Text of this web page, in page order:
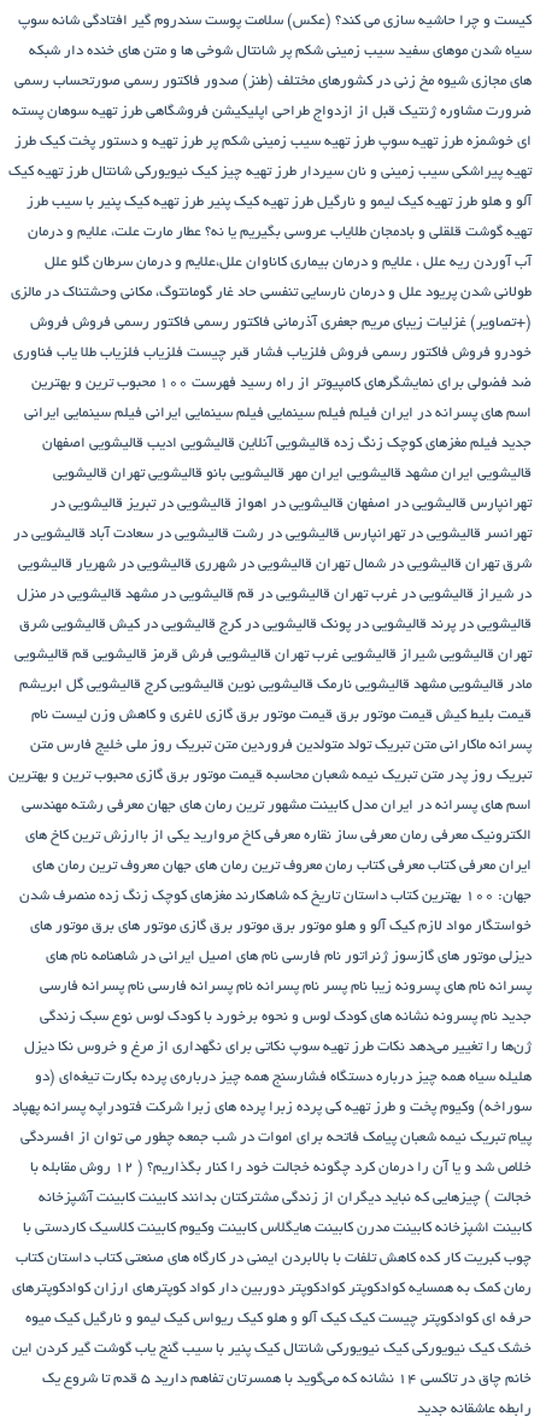
کیست و چرا حاشیه سازی می کند؟ (عکس) سلامت پوست سندروم گیر افتادگی شانه سوپ
سیاه شدن موهای سفید سیب زمینی شکم پر شانتال شوخی ها و متن های خنده دار شبکه
های مجازی شیوه مخ زنی در کشورهای مختلف (طنز) صدور فاکتور رسمی صورتحساب رسمی
ضرورت مشاوره ژنتیک قبل از ازدواج طراحی اپلیکیشن فروشگاهی طرز تهیه سوهان پسته
ای خوشمزه طرز تهیه سوپ طرز تهیه سیب زمینی شکم پر طرز تهیه و دستور پخت کیک طرز
تهیه پیراشكی سيب زمينی و نان سیردار طرز تهیه چیز کیک نیویورکی شانتال طرز تهیه کیک
آلو و هلو طرز تهیه کیک لیمو و نارگیل طرز تهیه کیک پنیر طرز تهیه کیک پنیر با سیب طرز
تهیه گوشت قلقلی و بادمجان طلایاب عروسی بگیریم یا نه؟ عطار مارت علت، علایم و درمان
آب آوردن ریه علل ، علایم و درمان بیماری کاناوان علل،علایم و درمان سرطان گلو علل
طولانی شدن پریود علل و درمان نارسایی تنفسی حاد غار گومانتوگ، مکانی وحشتناک در مالزی
(+تصاویر) غزلیات زیبای مریم جعفری آذرمانی فاکتور رسمی فاکتور رسمی فروش فروش
خودرو فروش فاکتور رسمی فروش فلزیاب فشار قبر چیست فلزیاب فلزیاب طلا یاب فناوری
ضد فضولی برای نمایشگرهای کامپیوتر از راه رسید
فهرست ۱۰۰ محبوب ترین و بهترین
اسم های پسرانه در ایران فیلم فیلم سینمایی فیلم سینمایی ایرانی فیلم سینمایی ایرانی
جدید فیلم مغزهای کوچک زنگ زده قالیشویی آنلاین قالیشویی ادیب قالیشویی اصفهان
قالیشویی ایران مشهد قالیشویی ایران مهر قالیشویی بانو قالیشویی تهران قالیشویی
تهرانپارس قالیشویی در اصفهان قالیشویی در اهواز قالیشویی در تبریز قالیشویی در
تهرانسر قالیشویی در تهرانپارس قالیشویی در رشت قالیشویی در سعادت آباد قالیشویی در
شرق تهران قالیشویی در شمال تهران قالیشویی در شهرری قالیشویی در شهریار قالیشویی
در شیراز قالیشویی در غرب تهران قالیشویی در قم قالیشویی در مشهد قالیشویی در منزل
قالیشویی در پرند قالیشویی در پونک قالیشویی در کرج قالیشویی در کیش قالیشویی شرق
تهران قالیشویی شیراز قالیشویی غرب تهران قالیشویی فرش قرمز قالیشویی قم قالیشویی
مادر قالیشویی مشهد قالیشویی نارمک قالیشویی نوین قالیشویی کرج قالیشویی گل ابریشم
قیمت بلیط کیش قیمت موتور برق قیمت موتور برق گازی لاغری و کاهش وزن لیست نام
پسرانه ماکارانی متن تبریک تولد متولدین فروردین متن تبریک روز ملی خلیج فارس متن
تبریک روز پدر متن تبریک نیمه شعبان محاسبه قیمت موتور برق گازی محبوب ترین و بهترین
اسم های پسرانه در ایران مدل کابینت مشهور ترین رمان های جهان معرفی رشته مهندسی
الکترونیک معرفی رمان معرفی ساز نقاره معرفی کاخ مروارید یکی از باارزش ترین کاخ های
ایران معرفی کتاب معرفی کتاب رمان معروف ترین رمان های جهان معروف ترین رمان های
جهان: ۱۰۰ بهترین کتاب داستان تاریخ که شاهکارند
مغزهای کوچک زنگ زده منصرف شدن
خواستگار مواد لازم کیک آلو و هلو موتور برق موتور برق گازی موتور های برق موتور های
دیزلی موتور های گازسوز ژنراتور نام فارسی نام های اصیل ایرانی در شاهنامه نام های
پسرانه نام های پسرونه زیبا نام پسر نام پسرانه نام پسرانه فارسی نام پسرانه فارسی
جدید نام پسرونه نشانه های کودک لوس و نحوه برخورد با کودک لوس نوع سبک زندگی
ژن‌ها را تغییر می‌دهد نکات طرز تهیه سوپ نکاتی برای نگهداری از مرغ و خروس نکا دیزل
هلیله سیاه همه چیز درباره دستگاه فشارسنج همه چیز درباره‌ی پرده بکارت تیغه‌ای (دو
سوراخه) وکیوم پخت و طرز تهیه کی پرده زبرا پرده های زبرا شرکت فتودراپه پسرانه پهپاد
پیام تبریک نیمه شعبان پیامک فاتحه برای اموات در شب جمعه چطور می توان از افسردگی
خلاص شد و یا آن را درمان کرد
چگونه خجالت خود را کنار بگذاریم؟ ( 12 روش مقابله با
خجالت ) چیزهایی که نباید دیگران از زندگی مشترکتان بدانند کابینت کابینت آشپزخانه
کابینت اشپزخانه کابینت مدرن کابینت هایگلاس کابینت وکیوم کابینت کلاسیک کاردستی با
چوب کبریت کار کده کاهش تلفات با بالابردن ایمنی در کارگاه های صنعتی کتاب داستان کتاب
رمان کمک به همسایه کوادکوپتر کوادکوپتر دوربین دار کواد کوپترهای ارزان کوادکوپترهای
حرفه ای کوادکوپتر چیست کیک کیک آلو و هلو کیک ریواس کیک لیمو و نارگیل کیک میوه
خشک کیک نیویورکی کیک نیویورکی شانتال کیک پنیر با سیب گنج‌ یاب گوشت گیر کردن این
خانم چاق در تاکسی ۱۴ نشانه که می‌گوید با همسرتان تفاهم دارید
۵ قدم تا شروع یک
رابطه عاشقانه جدید